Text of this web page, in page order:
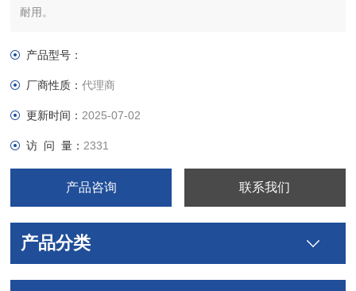
耐用。
设备可定位为生产线上的单独工位，配合生产线进行全自动生
设备操作简单，不要反复翻转界面设置项目，人工光学对位功能
无需编辑程序。 逻辑符合人性思维，给人舒适、轻松的工作状态
产品型号：
厂商性质：代理商
更新时间： 2025-07-02
访 问 量： 2331
产品咨询 联系我们
产品分类